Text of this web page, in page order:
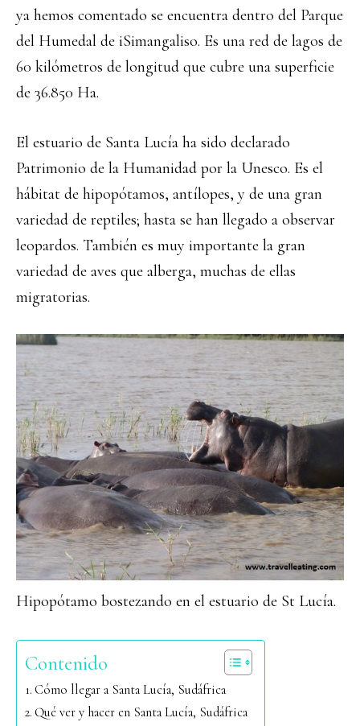
ya hemos comentado se encuentra dentro del Parque
del Humedal de iSimangaliso. Es una red de lagos de
60 kilómetros de longitud que cubre una superficie
de 36.850 Ha.
El estuario de Santa Lucía ha sido declarado
Patrimonio de la Humanidad por la Unesco. Es el
hábitat de hipopótamos, antílopes, y de una gran
variedad de reptiles; hasta se han llegado a observar
leopardos. También es muy importante la gran
variedad de aves que alberga, muchas de ellas
migratorias.
Hipopótamo bostezando en el estuario de St Lucía.
Contenido
Cómo llegar a Santa Lucía, Sudáfrica
Qué ver y hacer en Santa Lucía, Sudáfrica